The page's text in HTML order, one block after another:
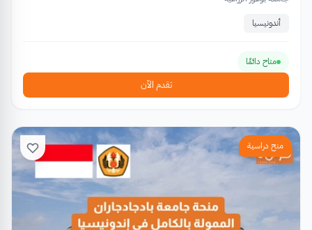
أندونيسيا
متاح دائمًا
تقدم الآن
منح دراسية